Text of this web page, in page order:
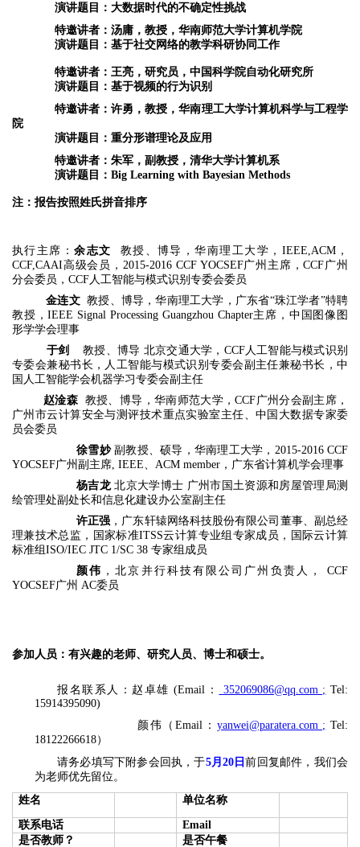
演讲题目：大数据时代的不确定性挑战
特邀讲者：汤庸，教授，华南师范大学计算机学院
演讲题目：基于社交网络的教学科研协同工作
特邀讲者：王亮，研究员，中国科学院自动化研究所
演讲题目：基于视频的行为识别
特邀讲者：许勇，教授，华南理工大学计算机科学与工程学
院
演讲题目：重分形谱理论及应用
特邀讲者：朱军，副教授，清华大学计算机系
演讲题目：Big Learning with Bayesian Methods
注：报告按照姓氏拼音排序
执行主席：余志文 教授、博导，华南理工大学，IEEE,ACM，
CCF,CAAI高级会员，2015-2016 CCF YOCSEF广州主席，CCF广州
分会委员，CCF人工智能与模式识别专委会委员
金连文教授、博导，华南理工大学，广东省“珠江学者”特聘
教授，IEEE Signal Processing Guangzhou Chapter主席，中国图像图
形学学会理事
于剑教授、博导 北京交通大学，CCF人工智能与模式识别
专委会兼秘书长，人工智能与模式识别专委会副主任兼秘书长，中
国人工智能学会机器学习专委会副主任
赵淦森 教授、博导，华南师范大学，CCF广州分会副主席，
广州市云计算安全与测评技术重点实验室主任、中国大数据专家委
员会委员
徐雪妙 副教授、硕导，华南理工大学，2015-2016 CCF
YOCSEF广州副主席, IEEE、ACM member，广东省计算机学会理事
杨吉龙北京大学博士 广州市国土资源和房屋管理局测
绘管理处副处长和信息化建设办公室副主任
许正强 ，广东轩辕网络科技股份有限公司董事、副总经
理兼技术总监，国家标准ITSS云计算专业组专家成员，国际云计算
标准组ISO/IEC JTC 1/SC 38 专家组成员
颜伟 ，北京并行科技有限公司广州负责人， CCF
YOCSEF广州 AC委员
参加人员：有兴趣的老师、研究人员、博士和硕士。
报名联系人 ：赵卓雄 (Email ： 352069086@qq.com ; Tel:
15914395090)
颜伟 （Email ： yanwei@paratera.com ; Tel:
18122266618）
请务必填写下附参会回执 ，于5月20 日前回复邮件，我们会
为老师优先留位。
姓名
单位名称
联系电话
Email
是否教师？
是否午餐